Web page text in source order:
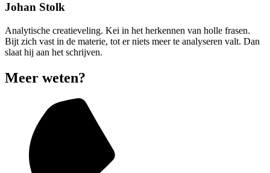
Johan Stolk
Analytische creatieveling. Kei in het herkennen van holle frasen.
Bijt zich vast in de materie, tot er niets meer te analyseren valt. Dan
slaat hij aan het schrijven.
Meer weten?